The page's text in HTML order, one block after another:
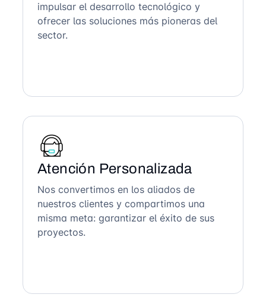
impulsar el desarrollo tecnológico y
ofrecer las soluciones más pioneras del
sector.
Atención Personalizada
Nos convertimos en los aliados de
nuestros clientes y compartimos una
misma meta: garantizar el éxito de sus
proyectos.